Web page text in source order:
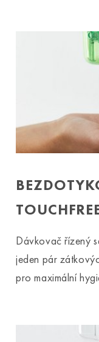
Dávkovač řízený
jeden pár
pro maximální